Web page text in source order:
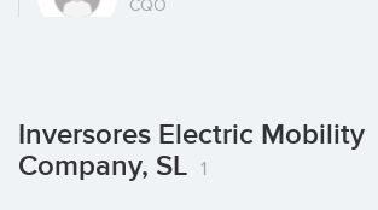
CQO
Inversores Electric Mobility
Company, SL
1